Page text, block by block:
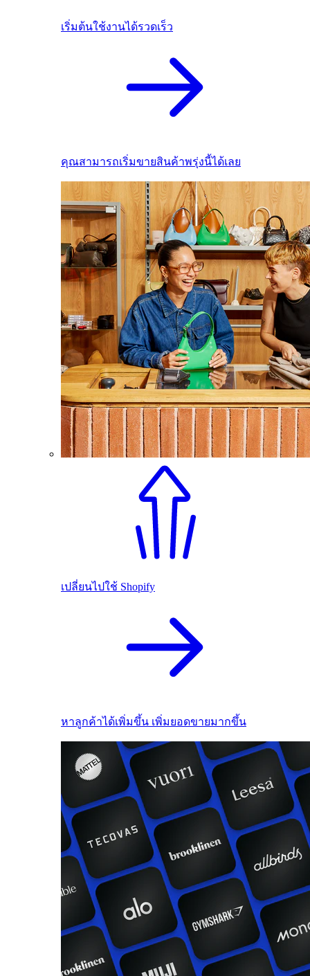
เริ่มต้นใช้งานได้รวดเร็ว
คุณสามารถเริ่มขายสินค้าพรุ่งนี้ได้เลย
เปลี่ยนไปใช้ Shopify
หาลูกค้าได้เพิ่มขึ้น เพิ่มยอดขายมากขึ้น